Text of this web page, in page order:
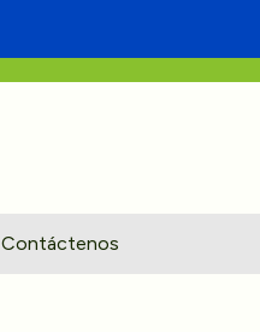
Contáctenos